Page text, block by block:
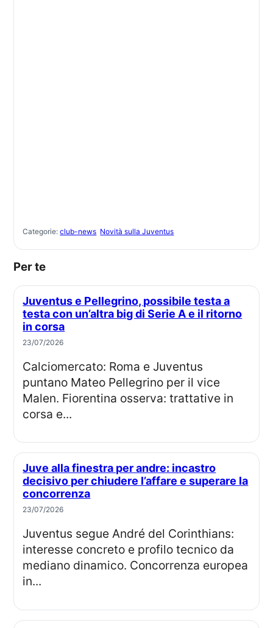
Categorie:club-news Novità sulla Juventus
Per te
Juventus e Pellegrino, possibile testa a
testa con un’altra big di Serie A e il ritorno
in corsa
23/07/2026
Calciomercato: Roma e Juventus
puntano Mateo Pellegrino per il vice
Malen. Fiorentina osserva: trattative in
corsa e...
Juve alla finestra per andre: incastro
decisivo per chiudere l’affare e superare la
concorrenza
23/07/2026
Juventus segue André del Corinthians:
interesse concreto e profilo tecnico da
mediano dinamico. Concorrenza europea
in...